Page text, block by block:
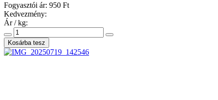
Fogyasztói ár: 950 Ft
Kedvezmény:
Ár / kg: